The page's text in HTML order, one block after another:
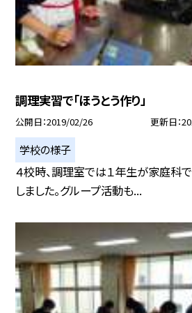
調理実習で「ほうとう作り」
公開日 2019/02/26 更新日
学校の様子
４校時、調理室では１年生が家庭科で
しました。グループ活動も...